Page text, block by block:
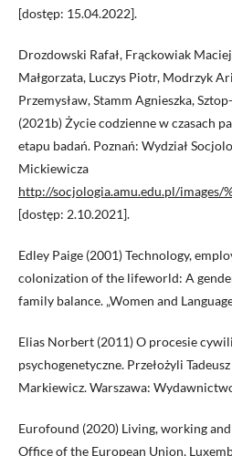
[dostęp: 15.04.2022].
Drozdowski Rafał, Frąckowiak
Małgorzata, Luczys Piotr, Modrzyk
Przemysław, Stamm Agnieszka,
(2021b) Życie codzienne w czasach
etapu badań. Poznań: Wydział
Mickiewicza
http://socjologia.amu.edu.pl/images/
[dostęp: 2.10.2021].
Edley Paige (2001) Technology,
colonization of the lifeworld: A
family balance. „Women and
Elias Norbert (2011) O procesie
psychogenetyczne. Przełożyli
Markiewicz. Warszawa:
Eurofound (2020) Living, working
Office of the European Union,